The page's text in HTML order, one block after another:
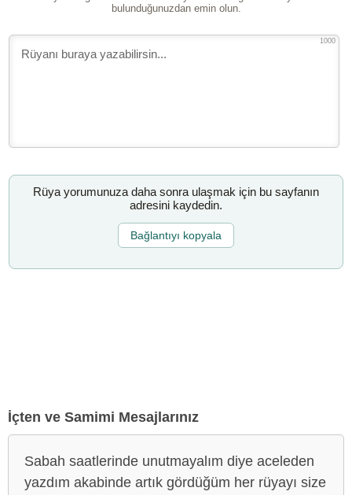
bulunduğunuzdan emin olun.
1000
Rüya yorumunuza daha sonra ulaşmak için bu sayfanın
adresini kaydedin.
Bağlantıyı kopyala
İçten ve Samimi Mesajlarınız
Sabah saatlerinde unutmayalım diye aceleden
yazdım akabinde artık gördüğüm her rüyayı size